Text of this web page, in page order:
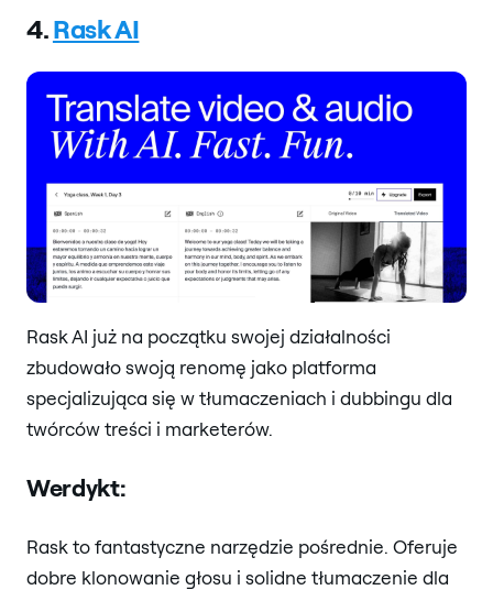
4.Rask AI
Rask AI już na początku swojej działalności
zbudowało swoją renomę jako platforma
specjalizująca się w tłumaczeniach i dubbingu dla
twórców treści i marketerów.
Werdykt:
Rask to fantastyczne narzędzie pośrednie. Oferuje
dobre klonowanie głosu i solidne tłumaczenie dla